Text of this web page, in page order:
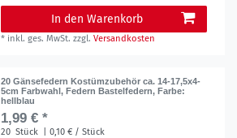
In den Warenkorb
* inkl. ges. MwSt. zzgl.Versandkosten
20 Gänsefedern Kostümzubehör ca. 14-17,5x4-
5cm Farbwahl, Federn Bastelfedern, Farbe:
hellblau
1,99 € *
20 Stück | 0,10 € / Stück